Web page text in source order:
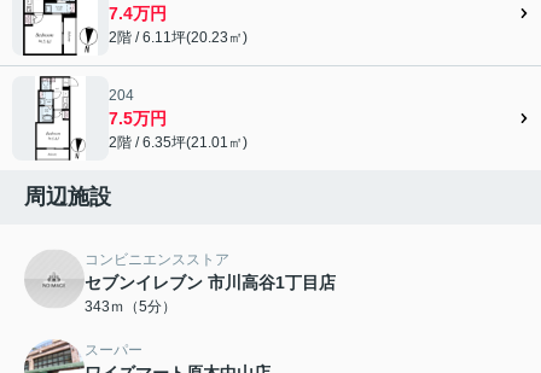
7.4万円
2階 / 6.11坪(20.23㎡)
204
7.5万円
2階 / 6.35坪(21.01㎡)
周辺施設
コンビニエンスストア
セブンイレブン 市川高谷1丁目店
343ｍ（5分）
スーパー